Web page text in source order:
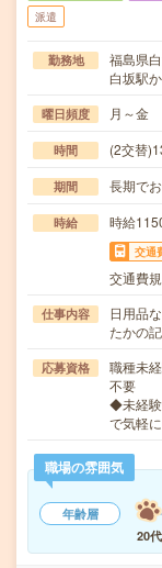
派遣
勤務地
福島県
白坂駅
曜日頻度 月～金
時間 (2交替
期間 長期で
時給 時給
交通
交通費
仕事内容
日用品
たかの
応募資格
職種未
不要
◆未経験
で気軽
職場の雰囲気
年齢層
20代